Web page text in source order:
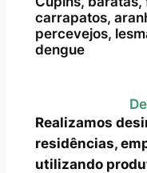
carrapatos,
percevejos,
dengue
Realizamos
residências,
utilizando